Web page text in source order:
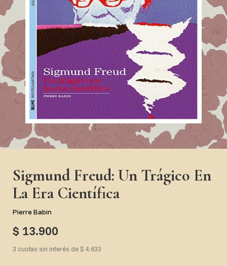
Sigmund Freud: Un Trágico En
La Era Científica
Pierre Babin
$ 13.900
3 cuotas sin interés de $ 4.633